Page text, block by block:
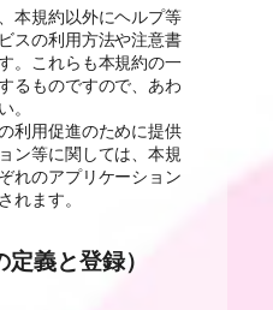
本規約以外にヘルプ等
スの利用方法や注意書
。これらも本規約の一
るものですので、あわ
。
利用促進のために提供
ン等に関しては、本規
れのアプリケーション
れます。
義と登録）